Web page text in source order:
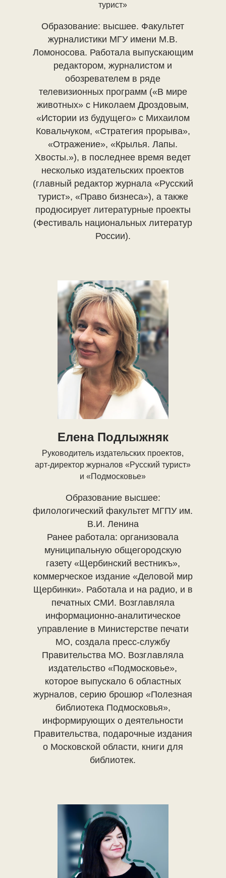
турист»
Образование: высшее. Факультет
журналистики МГУ имени М.В.
Ломоносова. Работала выпускающим
редактором, журналистом и
обозревателем в ряде
телевизионных программ («В мире
животных» с Николаем Дроздовым,
«Истории из будущего» с Михаилом
Ковальчуком, «Стратегия прорыва»,
«Отражение», «Крылья. Лапы.
Хвосты.»), в последнее время ведет
несколько издательских проектов
(главный редактор журнала «Русский
турист», «Право бизнеса»), а также
продюсирует литературные проекты
(Фестиваль национальных литератур
России).
Елена Подлыжняк
Руководитель издательских проектов,
арт-директор журналов «Русский турист»
и «Подмосковье»
Образование высшее:
филологический факультет МГПУ им.
В.И. Ленина
Ранее работала: организовала
муниципальную общегородскую
газету «Щербинский вестникъ»,
коммерческое издание «Деловой мир
Щербинки». Работала и на радио, и в
печатных СМИ. Возглавляла
информационно-аналитическое
управление в Министерстве печати
МО, создала пресс-службу
Правительства МО. Возглавляла
издательство «Подмосковье»,
которое выпускало 6 областных
журналов, серию брошюр «Полезная
библиотека Подмосковья»,
информирующих о деятельности
Правительства, подарочные издания
о Московской области, книги для
библиотек.